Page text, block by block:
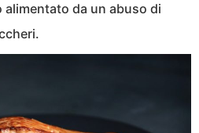
da un abuso di